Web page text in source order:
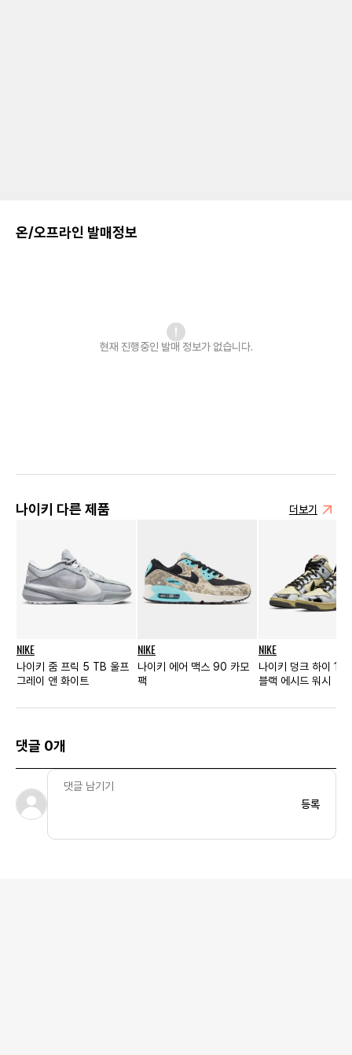
온/오프라인 발매정보
현재 진행중인 발매 정보가 없습니다.
나이키 다른 제품 더보기
NIKE
나이키 줌 프릭 5 TB 울프
그레이 앤 화이트
NIKE
나이키 에어 맥스 90 카모
팩
NIKE
나이키 덩크 하이
블랙 에시드 워시
댓글 0개
등록